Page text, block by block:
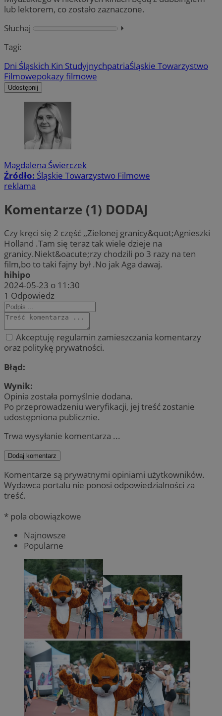
lub lektorem, co zostało zaznaczone.
Słuchaj
⏵︎
Tagi:
Dni Śląskich Kin StudyjnychpatriaŚląskie Towarzystwo
Filmowepokazy filmowe
Udostępnij
Magdalena Świerczek
Źródło: Śląskie Towarzystwo Filmowe
reklama
Komentarze (1) DODAJ
Czy kręci się 2 część ,,Zielonej granicy&quot;Agnieszki
Holland .Tam się teraz tak wiele dzieje na
granicy.Niekt&oacute;rzy chodzili po 3 razy na ten
film,bo to taki fajny był .No jak Aga dawaj.
hihipo
2024-05-23 o 11:30
1 Odpowiedz
Akceptuję regulamin zamieszczania komentarzy
oraz politykę prywatności.
Błąd:
Wynik:
Opinia została pomyślnie dodana.
Po przeprowadzeniu weryfikacji, jej treść zostanie
udostępniona publicznie.
Trwa wysyłanie komentarza ...
Dodaj komentarz
Komentarze są prywatnymi opiniami użytkowników.
Wydawca portalu nie ponosi odpowiedzialności za
treść.
* pola obowiązkowe
Najnowsze
Popularne